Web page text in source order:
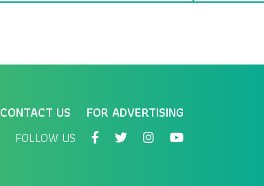
CONTACT US
FOR ADVERTISING
FOLLOW US